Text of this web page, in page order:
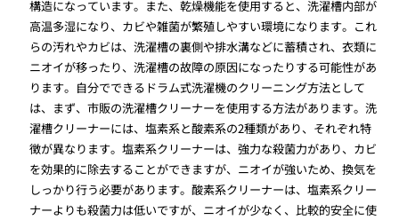
構造になっています。また、乾燥機能を使用すると、洗濯槽内部が
高温多湿になり、カビや雑菌が繁殖しやすい環境になります。これ
らの汚れやカビは、洗濯槽の裏側や排水溝などに蓄積され、衣類に
ニオイが移ったり、洗濯槽の故障の原因になったりする可能性があ
ります。自分でできるドラム式洗濯機のクリーニング方法として
は、まず、市販の洗濯槽クリーナーを使用する方法があります。洗
濯槽クリーナーには、塩素系と酸素系の2種類があり、それぞれ特
徴が異なります。塩素系クリーナーは、強力な殺菌力があり、カビ
を効果的に除去することができますが、ニオイが強いため、換気を
しっかり行う必要があります。酸素系クリーナーは、塩素系クリー
ナーよりも殺菌力は低いですが、ニオイが少なく、比較的安全に使